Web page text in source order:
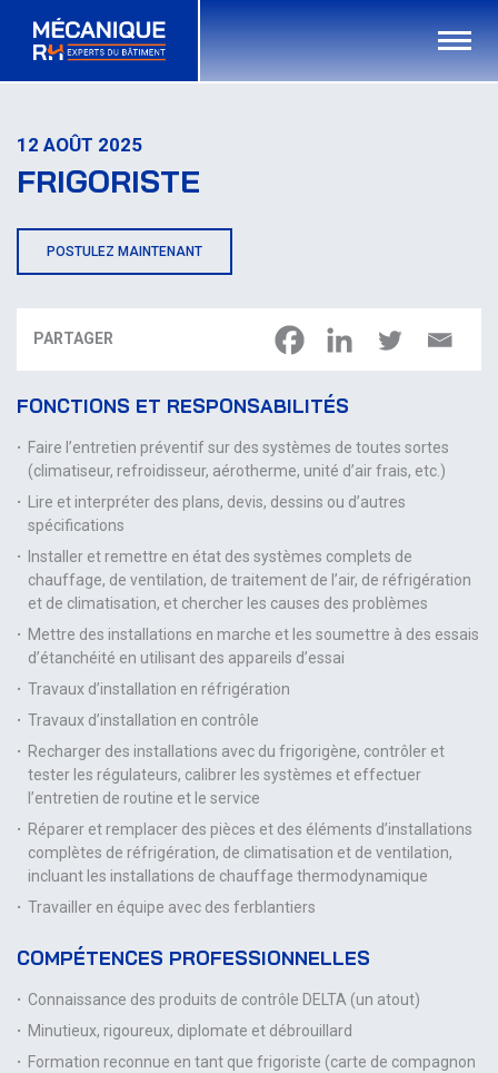
12 AOÛT 2025
FRIGORISTE
POSTULEZ MAINTENANT
PARTAGER
FONCTIONS ET RESPONSABILITÉS
Faire l’entretien préventif sur des systèmes de toutes sortes
(climatiseur, refroidisseur, aérotherme, unité d’air frais, etc.)
Lire et interpréter des plans, devis, dessins ou d’autres
spécifications
Installer et remettre en état des systèmes complets de
chauffage, de ventilation, de traitement de l’air, de réfrigération
et de climatisation, et chercher les causes des problèmes
Mettre des installations en marche et les soumettre à des essais
d’étanchéité en utilisant des appareils d’essai
Travaux d’installation en réfrigération
Travaux d’installation en contrôle
Recharger des installations avec du frigorigène, contrôler et
tester les régulateurs, calibrer les systèmes et effectuer
l’entretien de routine et le service
Réparer et remplacer des pièces et des éléments d’installations
complètes de réfrigération, de climatisation et de ventilation,
incluant les installations de chauffage thermodynamique
Travailler en équipe avec des ferblantiers
COMPÉTENCES PROFESSIONNELLES
Connaissance des produits de contrôle DELTA (un atout)
Minutieux, rigoureux, diplomate et débrouillard
Formation reconnue en tant que frigoriste (carte de compagnon